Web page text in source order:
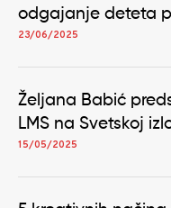
odgajanje deteta
23/06/2025
Željana Babić
LMS na Svetskoj
15/05/2025